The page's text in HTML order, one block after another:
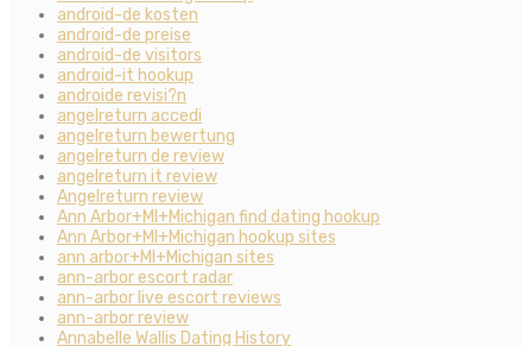
android-de kosten
android-de preise
android-de visitors
android-it hookup
androide revisi?n
angelreturn accedi
angelreturn bewertung
angelreturn de review
angelreturn it review
Angelreturn review
Ann Arbor+MI+Michigan find dating hookup
Ann Arbor+MI+Michigan hookup sites
ann arbor+MI+Michigan sites
ann-arbor escort radar
ann-arbor live escort reviews
ann-arbor review
Annabelle Wallis Dating History